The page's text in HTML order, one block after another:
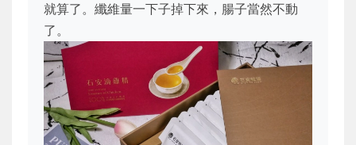
就算了。纖維量一下子掉下來，腸子當然不動
了。